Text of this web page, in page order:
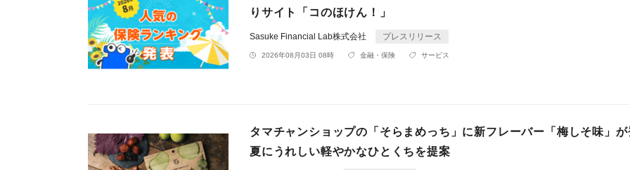
りサイト「コのほけん！」
Sasuke Financial Lab株式会社 プレスリリース
2026年08月03日 08時 金融・保険 サービス
タマチャンショップの「そらまめっち」に新フレーバー「梅しそ味」が
夏にうれしい軽やかなひとくちを提案